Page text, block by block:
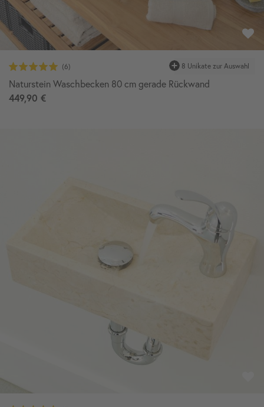
Naturstein Waschbecken 80 cm gerade Rückwand
449,90 €